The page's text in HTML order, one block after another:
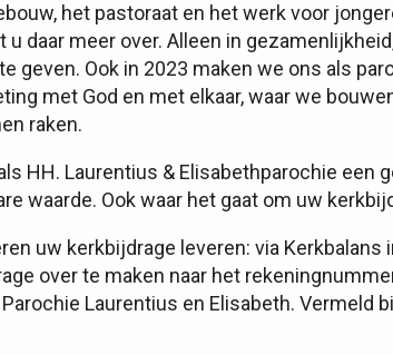
het pastoraat en het werk voor
daar meer over. Alleen in
geven. Ook in 2023 maken we ons als
met God en met elkaar, waar we
raken.
HH. Laurentius & Elisabethparochie een
waarde. Ook waar het gaat om uw
uw kerkbijdrage leveren: via Kerkbalans
over te maken naar het
Laurentius en Elisabeth. Vermeld